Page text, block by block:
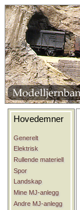
Hovedemner
Generelt
Elektrisk
Rullende materiell
Spor
Landskap
Mine MJ-anlegg
Andre MJ-anlegg